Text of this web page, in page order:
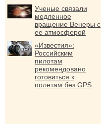
Ученые связали
медленное
вращение Венеры с
ее атмосферой
«Известия»:
Российским
пилотам
рекомендовано
готовиться к
полетам без GPS